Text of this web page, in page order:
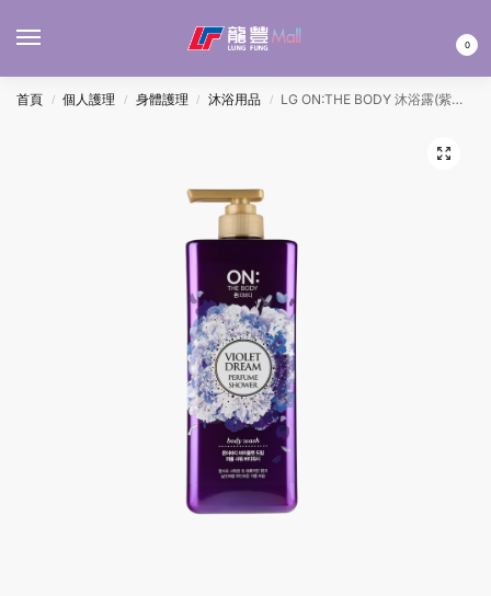
0
首頁 / 個人護理 / 身體護理 / 沐浴用品 / LG ON:THE BODY 沐浴露(紫色金蓋) 900G